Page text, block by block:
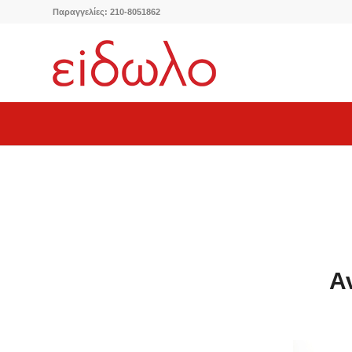
Παραγγελίες: 210-8051862